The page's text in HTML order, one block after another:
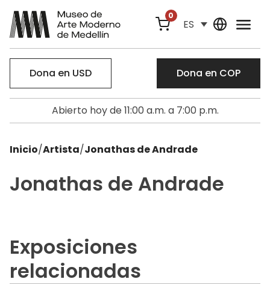
0
ES
Dona en USD Dona en COP
Abierto hoy de 11:00 a.m. a 7:00 p.m.
Inicio/Artista/Jonathas de Andrade
Jonathas de Andrade
Exposiciones
relacionadas